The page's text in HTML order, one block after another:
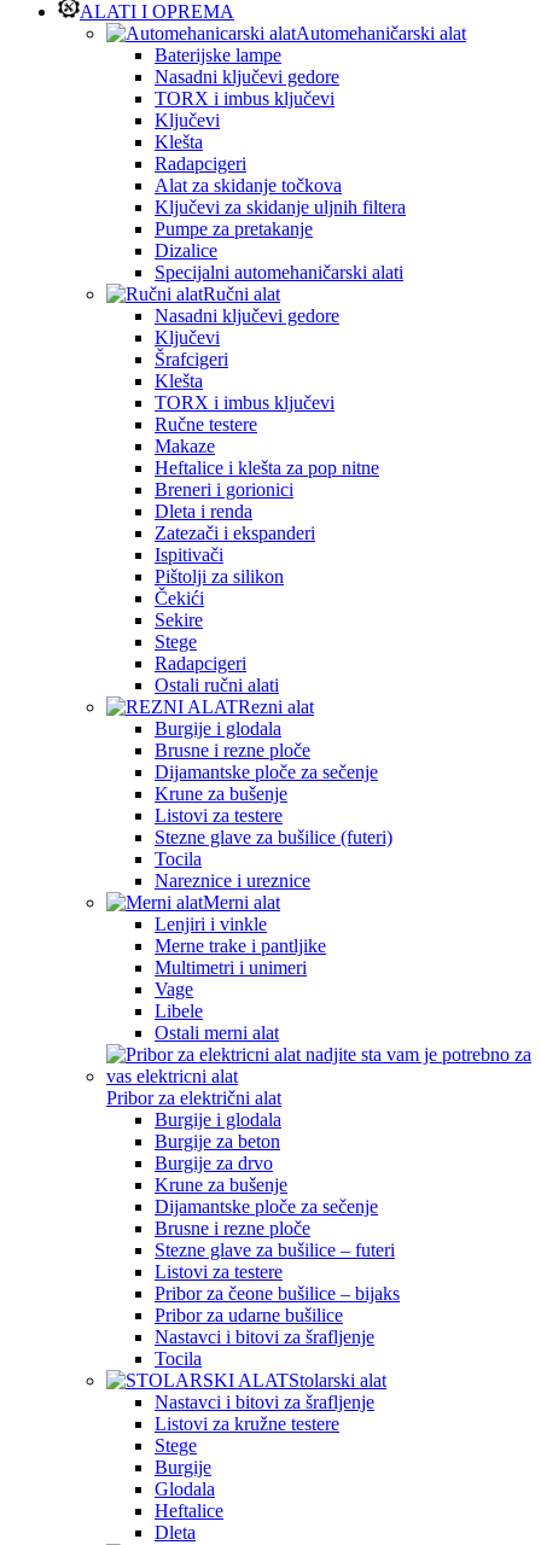
ALATI I OPREMA
Automehaničarski alat
Baterijske lampe
Nasadni ključevi gedore
TORX i imbus ključevi
Ključevi
Klešta
Radapcigeri
Alat za skidanje točkova
Ključevi za skidanje uljnih filtera
Pumpe za pretakanje
Dizalice
Specijalni automehaničarski alati
Ručni alat
Nasadni ključevi gedore
Ključevi
Šrafcigeri
Klešta
TORX i imbus ključevi
Ručne testere
Makaze
Heftalice i klešta za pop nitne
Breneri i gorionici
Dleta i renda
Zatezači i ekspanderi
Ispitivači
Pištolji za silikon
Čekići
Sekire
Stege
Radapcigeri
Ostali ručni alati
Rezni alat
Burgije i glodala
Brusne i rezne ploče
Dijamantske ploče za sečenje
Krune za bušenje
Listovi za testere
Stezne glave za bušilice (futeri)
Tocila
Nareznice i ureznice
Merni alat
Lenjiri i vinkle
Merne trake i pantljike
Multimetri i unimeri
Vage
Libele
Ostali merni alat
Pribor za električni alat
Burgije i glodala
Burgije za beton
Burgije za drvo
Krune za bušenje
Dijamantske ploče za sečenje
Brusne i rezne ploče
Stezne glave za bušilice – futeri
Listovi za testere
Pribor za čeone bušilice – bijaks
Pribor za udarne bušilice
Nastavci i bitovi za šrafljenje
Tocila
Stolarski alat
Nastavci i bitovi za šrafljenje
Listovi za kružne testere
Stege
Burgije
Glodala
Heftalice
Dleta